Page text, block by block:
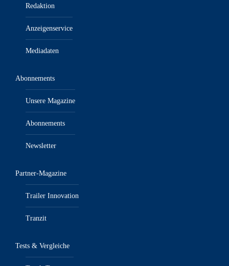
Redaktion
Anzeigenservice
Mediadaten
Abonnements
Unsere Magazine
Abonnements
Newsletter
Partner-Magazine
Trailer Innovation
Tranzit
Tests & Vergleiche